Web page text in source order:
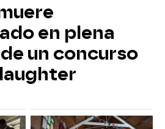
en plena
un concurso